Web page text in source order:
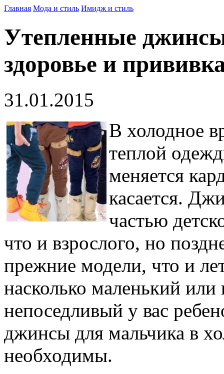
Главная Мода и стиль Имидж и стиль
Утепленные
здоровье и
31.01.2015
В холодное
теплой
меняется
касается.
частью
что и взрослого, но
прежние модели, что и
насколько маленький
непоседливый у вас
джинсы для мальчика в
необходимы.